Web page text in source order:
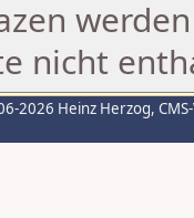
nicht
2026 Heinz Herzog,